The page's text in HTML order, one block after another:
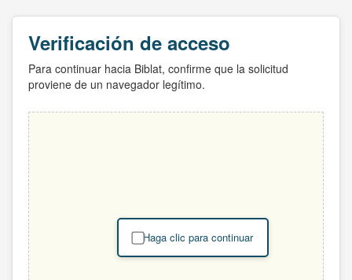
Verificación de acceso
Para continuar hacia Biblat, confirme que la solicitud
proviene de un navegador legítimo.
Haga clic para continuar